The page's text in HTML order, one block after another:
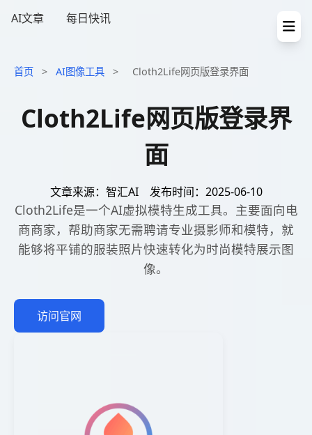
AI文章 每日快讯
首页 > AI图像工具 > Cloth2Life网页版登录界面
Cloth2Life网页版登录界
面
文章来源：智汇AI 发布时间：2025-06-10
Cloth2Life是一个AI虚拟模特生成工具。主要面向电
商商家，帮助商家无需聘请专业摄影师和模特，就
能够将平铺的服装照片快速转化为时尚模特展示图
像。
访问官网